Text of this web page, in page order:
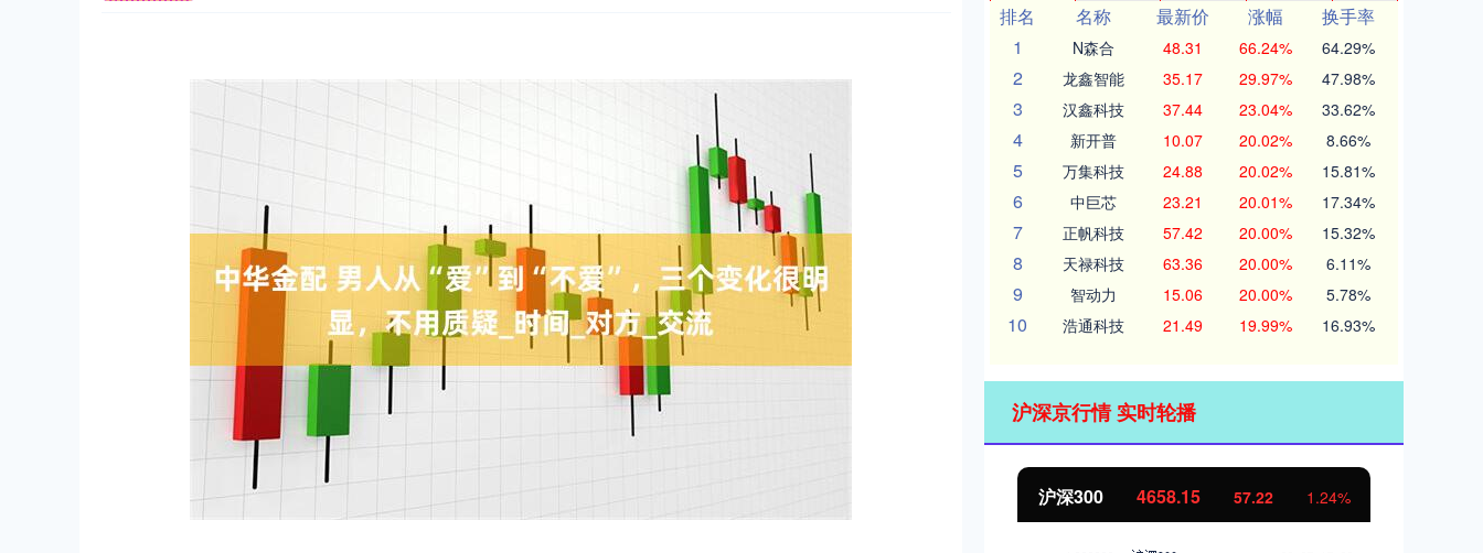
排名
名称 最新价 涨幅
换手率
1
N森合 48.31 66.24% 64.29%
2 龙鑫智能 35.17 29.97% 47.98%
3 汉鑫科技 37.44 23.04% 33.62%
4 新开普 10.07 20.02% 8.66%
5 万集科技 24.88 20.02% 15.81%
6 中巨芯 23.21 20.01% 17.34%
7 正帆科技 57.42 20.00% 15.32%
8 天禄科技 63.36 20.00% 6.11%
9 智动力 15.06 20.00% 5.78%
10 浩通科技 21.49 19.99% 16.93%
沪深京行情 实时轮播
上证指数 3878.43 沪深300 4658.15 57.22 1.24%